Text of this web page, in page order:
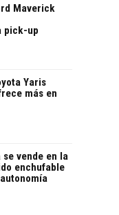
Maverick
pick-up
Yaris
más en
se vende en la
enchufable